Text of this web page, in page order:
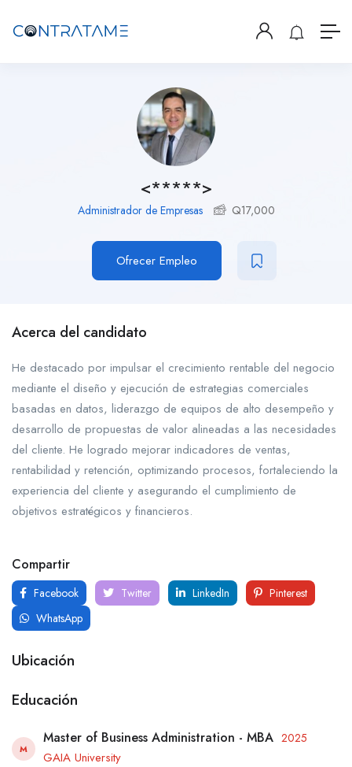
<*****>
Administrador de Empresas Q17,000
Ofrecer Empleo
Acerca del candidato
He destacado por impulsar el crecimiento rentable del negocio
mediante el diseño y ejecución de estrategias comerciales
basadas en datos, liderazgo de equipos de alto desempeño y
desarrollo de propuestas de valor alineadas a las necesidades
del cliente. He logrado mejorar indicadores de ventas,
rentabilidad y retención, optimizando procesos, fortaleciendo la
experiencia del cliente y asegurando el cumplimiento de
objetivos estratégicos y financieros.
Compartir
Facebook Twitter LinkedIn
Pinterest
WhatsApp
Ubicación
Educación
M
Master of Business Administration - MBA 2025
GAIA University